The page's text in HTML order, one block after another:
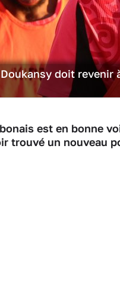
doit revenir
est en bonne
trouvé un nouveau